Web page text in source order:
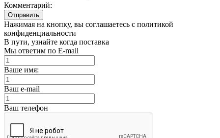
Комментарий:
Отправить
Нажимая на кнопку, вы соглашаетесь с политикой
конфиденциальности
В пути, узнайте когда поставка
Мы ответим по E-mail
Ваше имя:
Ваш e-mail
Ваш телефон